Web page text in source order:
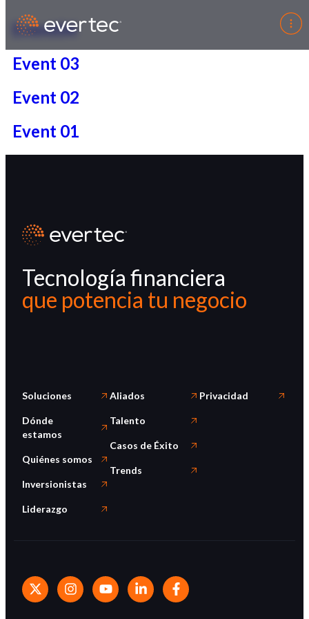
Event04
Event 03
Event 02
Event 01
Tecnología financiera
que potencia tu negocio
Soluciones
Dónde
estamos
Quiénes somos
Inversionistas
Liderazgo
Aliados
Talento
Casos de Éxito
Trends
Privacidad